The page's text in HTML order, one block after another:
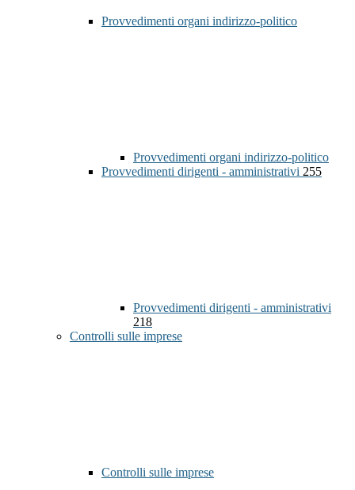
Provvedimenti organi indirizzo-politico
Provvedimenti organi indirizzo-politico
Provvedimenti dirigenti - amministrativi 255
Provvedimenti dirigenti - amministrativi
218
Controlli sulle imprese
Controlli sulle imprese